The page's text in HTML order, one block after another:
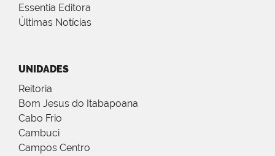
Essentia Editora
Últimas Notícias
UNIDADES
Reitoria
Bom Jesus do Itabapoana
Cabo Frio
Cambuci
Campos Centro